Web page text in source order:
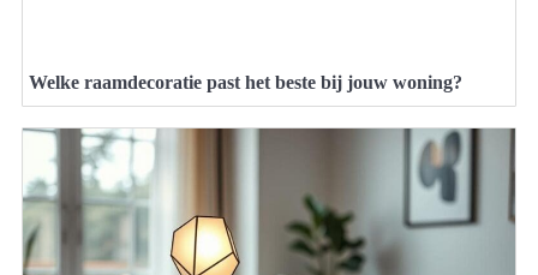
Welke raamdecoratie past het beste bij jouw woning?